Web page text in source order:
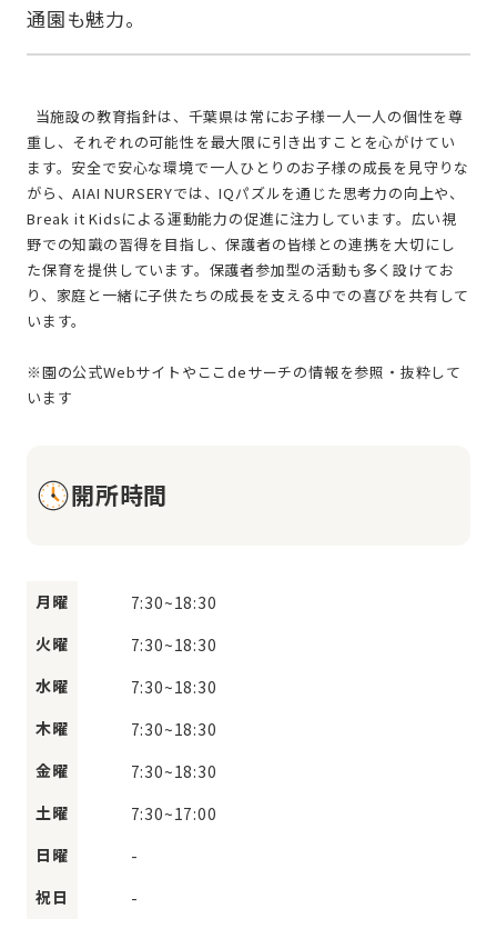
重し、それぞれの可能性を最大限に引き出すことを心がけてい
ます。安全で安心な環境で一人ひとりのお子様の成長を見守りな
がら、AIAI NURSERYでは、IQパズルを通じた思考力の向上や、
Break it Kidsによる運動能力の促進に注力しています。広い視
野での知識の習得を目指し、保護者の皆様との連携を大切にし
た保育を提供しています。保護者参加型の活動も多く設けてお
り、家庭と一緒に子供たちの成長を支える中での喜びを共有して
います。
※園の公式Webサイトやここdeサーチの情報を参照・抜粋して
開所時間
月曜 7:30~18:30
火曜
7:30~18:30
水曜
7:30~18:30
木曜
7:30~18:30
金曜
7:30~18:30
土曜
7:30~17:00
日曜
-
祝日
-